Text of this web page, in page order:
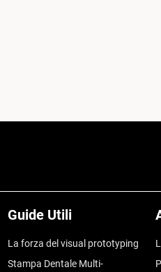
Guide Utili
La forza del visual prototyping
Stampa Dentale Multi-